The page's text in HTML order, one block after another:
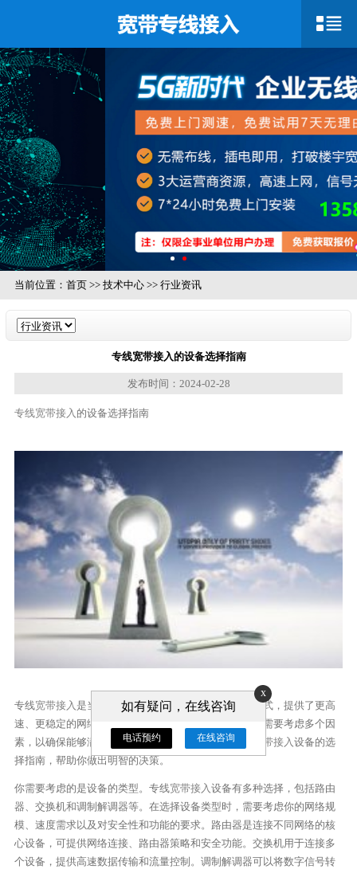
当前位置： 首页>> 技术中心>> 行业资讯
专线宽带接入的设备选择指南
发布时间：2024-02-28
专线宽带接入 的设备选择指南
专线宽带接入 是当前许多企业和机构所需的网络连接方式，提供了更高
速、更稳定的网络服务。在选择专线
设备时，需要考虑多个因
素，以确保能够满足你的需求。本文将详细介绍专线
宽带接入 设备的选
择指南，帮助你做出明智的决策。
你需要考虑的是设备的类型。专线宽带接入设备有多种选择，包括路由
器、交换机和调制解调器等。在选择设备类型时，需要考虑你的网络规
模、速度需求以及对安全性和功能的要求。路由器是连接不同网络的核
心设备，可提供网络连接、路由器策略和安全功能。交换机用于连接多
个设备，提供高速数据传输和流量控制。调制解调器可以将数字信号转
x
如有疑问，在线咨询
电话预约 在线咨询